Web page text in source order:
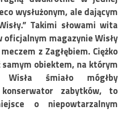
wysłużonym, ale dającym
Takimi słowami wita
magazynie Wisły
z Zagłębiem. Ciężko
samym obiektem, na którym
śmiało mógłby
zabytków, to
o niepowtarzalnym